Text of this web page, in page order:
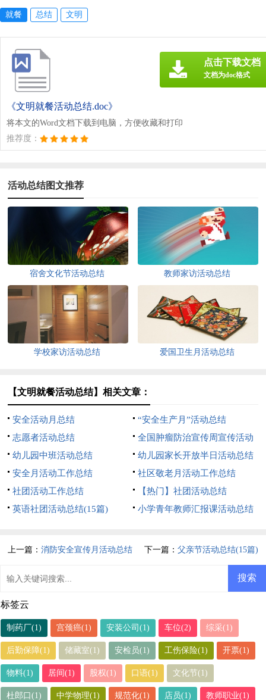
就餐 总结 文明
《文明就餐活动总结.doc》
将本文的Word文档下载到电脑，方便收藏和打印
推荐度：
点击下载文档
文档为doc格式
活动总结图文推荐
宿舍文化节活动总结 教师家访活动总结
学校家访活动总结 爱国卫生月活动总结
【文明就餐活动总结】相关文章：
安全活动月总结
“安全生产月”活动总结
志愿者活动总结
全国肿瘤防治宣传周宣传活动
总结
幼儿园中班活动总结
幼儿园家长开放半日活动总结
安全月活动工作总结
社区敬老月活动工作总结
社团活动工作总结
【热门】社团活动总结
英语社团活动总结(15篇)
小学青年教师汇报课活动总结
上一篇：消防安全宣传月活动总结 下一篇： 父亲节活动总结(15篇)
标签云
制药厂(1) 宫颈癌(1) 安装公司(1) 车位(2) 综采(1)
后勤保障(1) 储藏室(1) 安检员(1) 工伤保险(1) 开票(1)
物料(1) 居间(1) 股权(1) 口语(1) 文化节(1)
杜郎口(1) 中学物理(1) 规范化(1) 店员(1) 教师职业(1)